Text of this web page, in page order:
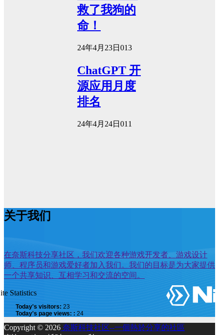
救了我狗的
命！
24年4月23日 013
ChatGPT 开
源应用月度
排名
24年4月24日 011
关于我们
在奈斯科技分享社区，我们欢迎各种游戏开发者、游戏设计
师、程序员和游戏爱好者加入我们。我们的目标是为大家提供
一个共享知识、互相学习和交流的空间。
Statistics
Today's visitors: 23
Today's page views: : 24
Copyright © 2026 奈斯科技社区--一個熱於分享的社區